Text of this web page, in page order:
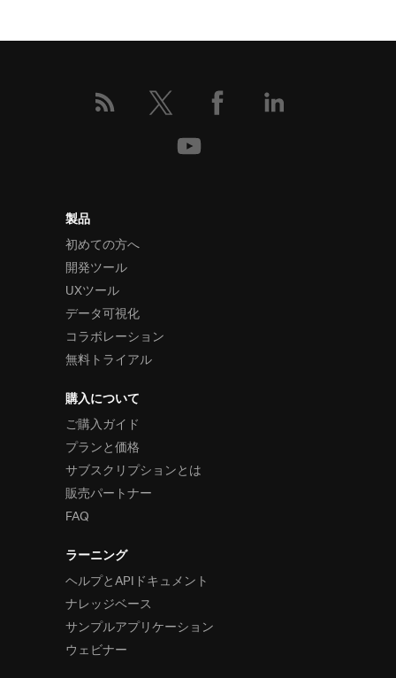
製品
初めての方へ
開発ツール
UXツール
データ可視化
コラボレーション
無料トライアル
購入について
ご購入ガイド
プランと価格
サブスクリプションとは
販売パートナー
FAQ
ラーニング
ヘルプとAPIドキュメント
ナレッジベース
サンプルアプリケーション
ウェビナー